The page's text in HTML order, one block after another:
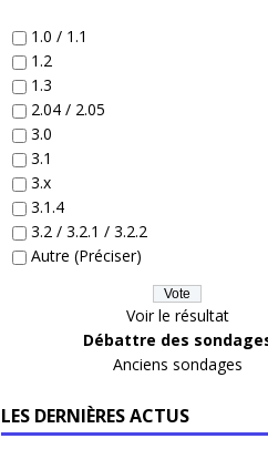
1.0 / 1.1
1.2
1.3
2.04 / 2.05
3.0
3.1
3.x
3.1.4
3.2 / 3.2.1 / 3.2.2
Autre (Préciser)
Voir le résultat
Débattre des
Anciens sondages
LES DERNIÈRES ACTUS